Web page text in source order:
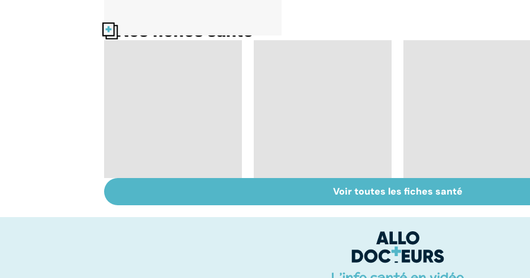
Nos fiches santé
face : une douleur
Votre enfant se
gratte : et si c'était la
Acupuncture :
comment est-elle
Voir toutes les fiches santé